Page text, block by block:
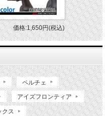
価格:1,650円(税込)
ペルチェ
アイズフロンティア
クス